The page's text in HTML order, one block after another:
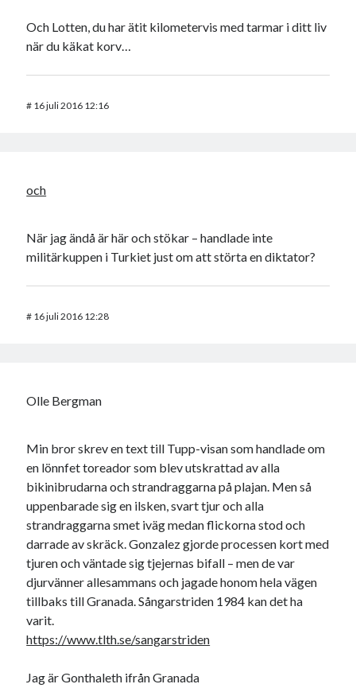
Och Lotten, du har ätit kilometervis med tarmar i ditt liv
när du käkat korv…
# 16 juli 2016 12:16
och
När jag ändå är här och stökar – handlade inte
militärkuppen i Turkiet just om att störta en diktator?
# 16 juli 2016 12:28
Olle Bergman
Min bror skrev en text till Tupp-visan som handlade om
en lönnfet toreador som blev utskrattad av alla
bikinibrudarna och strandraggarna på plajan. Men så
uppenbarade sig en ilsken, svart tjur och alla
strandraggarna smet iväg medan flickorna stod och
darrade av skräck. Gonzalez gjorde processen kort med
tjuren och väntade sig tjejernas bifall – men de var
djurvänner allesammans och jagade honom hela vägen
tillbaks till Granada. Sångarstriden 1984 kan det ha
varit.
https://www.tlth.se/sangarstriden
Jag är Gonthaleth ifrån Granada